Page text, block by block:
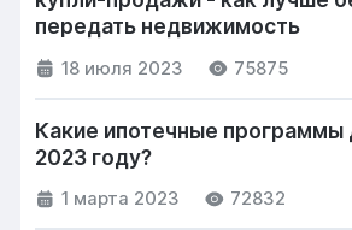
передать недвижимость
18 июля 2023 75875
Какие ипотечные программы
2023 году?
1 марта 2023 72832